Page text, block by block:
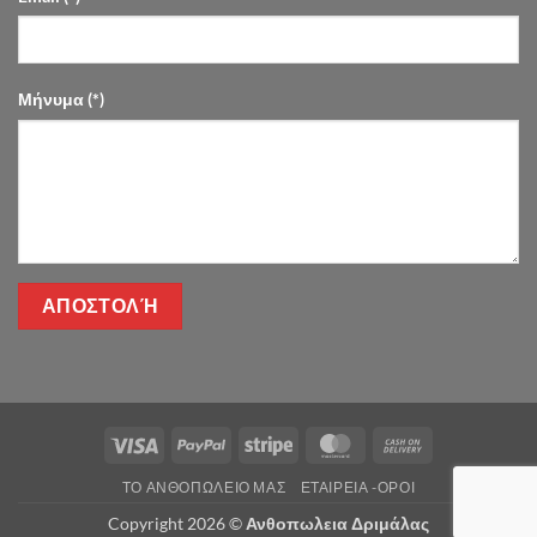
Μήνυμα (*)
Visa PayPal Stripe MasterCard
ΤΌ ΑΝΘΟΠΩΛΕΊΟ ΜΑΣ ΕΤΑΙΡΕΊΑ -ΟΡΟΙ
Copyright 2026 © Ανθοπωλεια Δριμάλας